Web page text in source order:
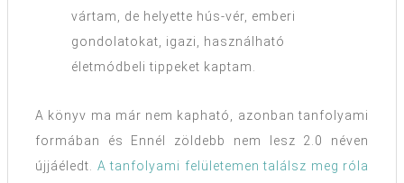
vártam, de helyette hús-vér, emberi
gondolatokat, igazi, használható
életmódbeli tippeket kaptam.
A könyv ma már nem kapható, azonban tanfolyami
formában és Ennél zöldebb nem lesz 2.0 néven
újjáéledt. A tanfolyami felületemen találsz meg róla